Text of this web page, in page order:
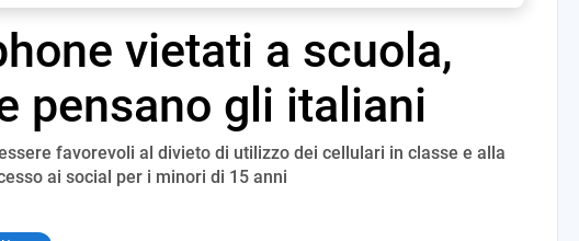
vietati a scuola,
pensano gli italiani
favorevoli al divieto di utilizzo dei cellulari in classe e alla
ai social per i minori di 15 anni